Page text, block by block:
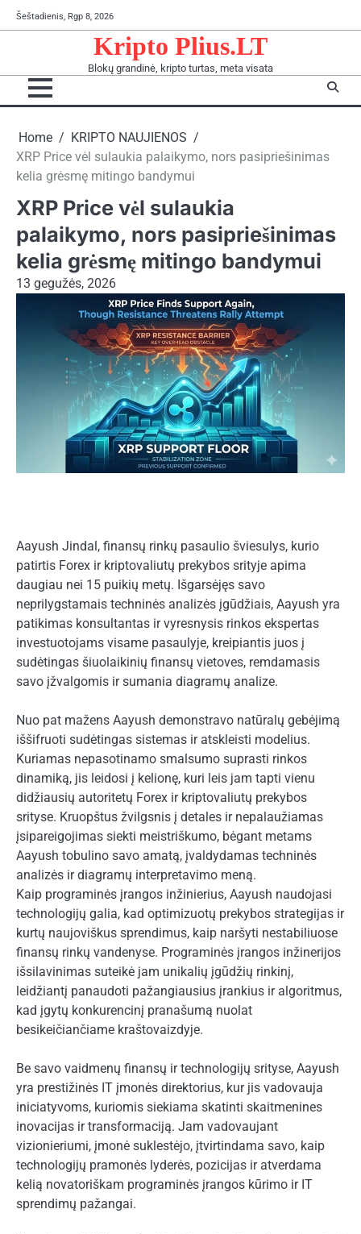
Skip
to
Šeštadienis, Rgp 8, 2026
Kripto Plius.LT
Blokų grandinė, kripto turtas, meta visata
Home
KRIPTO NAUJIENOS
XRP Price vėl sulaukia palaikymo, nors pasipriešinimas
kelia grėsmę mitingo bandymui
XRP Price vėl sulaukia
palaikymo, nors pasipriešinimas
kelia grėsmę mitingo bandymui
13 gegužės, 2026
Aayush Jindal, finansų rinkų pasaulio šviesulys, kurio
patirtis Forex ir kriptovaliutų prekybos srityje apima
daugiau nei 15 puikių metų. Išgarsėjęs savo
neprilygstamais techninės analizės įgūdžiais, Aayush yra
patikimas konsultantas ir vyresnysis rinkos ekspertas
investuotojams visame pasaulyje, kreipiantis juos į
sudėtingas šiuolaikinių finansų vietoves, remdamasis
savo įžvalgomis ir sumania diagramų analize.
Nuo pat mažens Aayush demonstravo natūralų gebėjimą
iššifruoti sudėtingas sistemas ir atskleisti modelius.
Kuriamas nepasotinamo smalsumo suprasti rinkos
dinamiką, jis leidosi į kelionę, kuri leis jam tapti vienu
didžiausių autoritetų Forex ir kriptovaliutų prekybos
srityse. Kruopštus žvilgsnis į detales ir nepalaužiamas
įsipareigojimas siekti meistriškumo, bėgant metams
Aayush tobulino savo amatą, įvaldydamas techninės
analizės ir diagramų interpretavimo meną.
Kaip programinės įrangos inžinierius, Aayush naudojasi
technologijų galia, kad optimizuotų prekybos strategijas ir
kurtų naujoviškus sprendimus, kaip naršyti nestabiliuose
finansų rinkų vandenyse. Programinės įrangos inžinerijos
išsilavinimas suteikė jam unikalių įgūdžių rinkinį,
leidžiantį panaudoti pažangiausius įrankius ir algoritmus,
kad įgytų konkurencinį pranašumą nuolat
besikeičiančiame kraštovaizdyje.
Be savo vaidmenų finansų ir technologijų srityse, Aayush
yra prestižinės IT įmonės direktorius, kur jis vadovauja
iniciatyvoms, kuriomis siekiama skatinti skaitmenines
inovacijas ir transformaciją. Jam vadovaujant
vizionieriumi, įmonė suklestėjo, įtvirtindama savo, kaip
technologijų pramonės lyderės, pozicijas ir atverdama
kelią novatoriškam programinės įrangos kūrimo ir IT
sprendimų pažangai.